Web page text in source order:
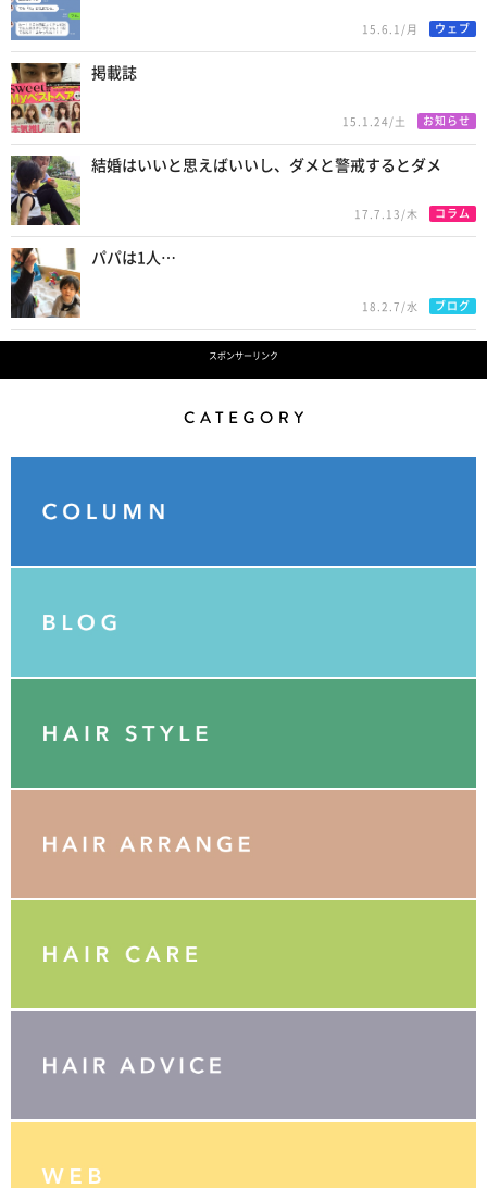
15.6.1/月 ウェブ
掲載誌
15.1.24/土 お知らせ
結婚はいいと思えばいいし、ダメと警戒するとダメ
17.7.13/木 コラム
パパは1人…
18.2.7/水 ブログ
スポンサーリンク